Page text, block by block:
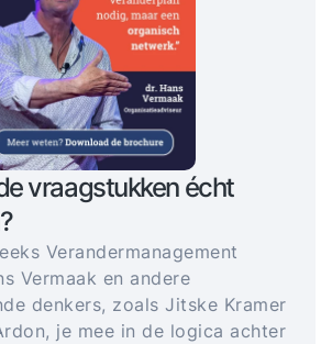
vraagstukken écht
Verandermanagement
Vermaak en andere
denkers, zoals Jitske Kramer
je mee in de logica achter